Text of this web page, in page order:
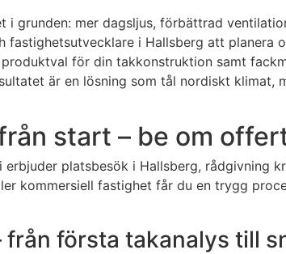
grunden: mer dagsljus, förbättrad
fastighetsutvecklare i Hallsberg att
för din takkonstruktion samt
är en lösning som tål nordiskt
start – be om
platsbesök i Hallsberg, rådgivning
kommersiell fastighet får du en trygg
första takanalys till